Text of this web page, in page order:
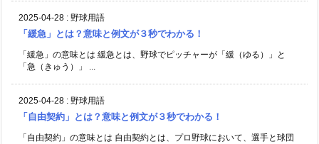
2025-04-28 : 野球用語
「緩急」とは？意味と例文が３秒でわかる！
「緩急」の意味とは 緩急とは、野球でピッチャーが「緩（ゆる）」と
「急（きゅう）」 ...
2025-04-28 : 野球用語
「自由契約」とは？意味と例文が３秒でわかる！
「自由契約」の意味とは 自由契約とは、プロ野球において、選手と球団